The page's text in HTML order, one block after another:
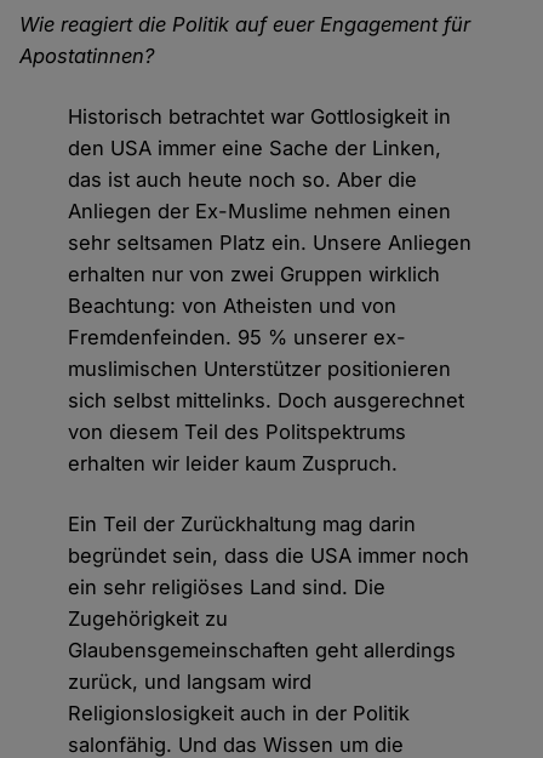
Wie reagiert die Politik auf euer Engagement für
Apostatinnen?
Historisch betrachtet war Gottlosigkeit in
den USA immer eine Sache der Linken,
das ist auch heute noch so. Aber die
Anliegen der Ex-Muslime nehmen einen
sehr seltsamen Platz ein. Unsere Anliegen
erhalten nur von zwei Gruppen wirklich
Beachtung: von Atheisten und von
Fremdenfeinden. 95 % unserer ex-
muslimischen Unterstützer positionieren
sich selbst mittelinks. Doch ausgerechnet
von diesem Teil des Politspektrums
erhalten wir leider kaum Zuspruch.
Ein Teil der Zurückhaltung mag darin
begründet sein, dass die USA immer noch
ein sehr religiöses Land sind. Die
Zugehörigkeit zu
Glaubensgemeinschaften geht allerdings
zurück, und langsam wird
Religionslosigkeit auch in der Politik
salonfähig. Und das Wissen um die